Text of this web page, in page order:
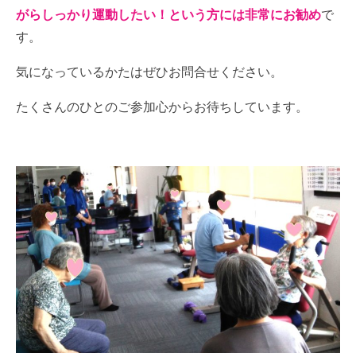
がらしっかり運動したい！という方には非常にお勧めで
す。
気になっているかたはぜひお問合せください。
たくさんのひとのご参加心からお待ちしています。